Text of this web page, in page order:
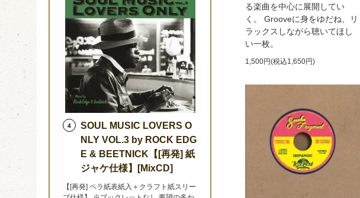
る楽曲を中心に展開してい
く。 Grooveに身をゆだね、リ
ラックスしながら聴いてほし
い一枚。
1,500円(税込1,650円)
4
SOUL MUSIC LOVERS O
NLY VOL.3 by ROCK EDG
E & BEETNICK【[再発] 紙
ジャケ仕様】[MixCD]
【[再発] ペラ紙表紙入＋クラフト紙スリー